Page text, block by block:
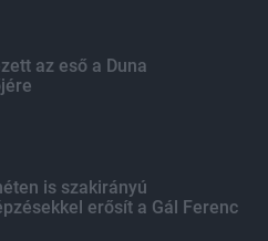
az eső a Duna
is szakirányú
erősít a Gál Ferenc